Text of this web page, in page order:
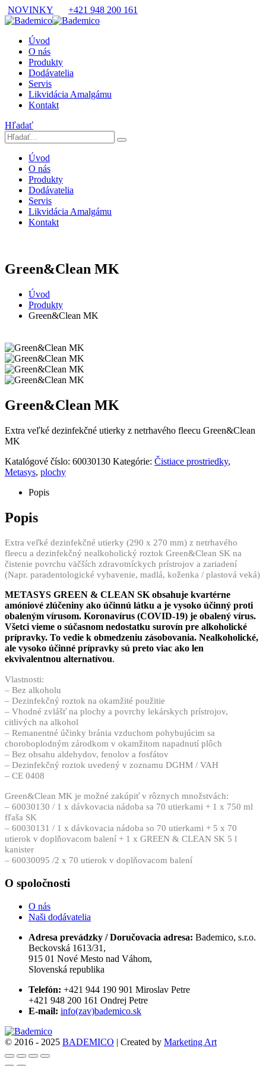
NOVINKY +421 948 200 161
Úvod
O nás
Produkty
Dodávatelia
Servis
Likvidácia Amalgámu
Kontakt
Hľadať
Úvod
O nás
Produkty
Dodávatelia
Servis
Likvidácia Amalgámu
Kontakt
Green&Clean MK
Úvod
Produkty
Green&Clean MK
Green&Clean MK
Extra veľké dezinfekčné utierky z netrhavého fleecu Green&Clean
MK
Katalógové číslo: 60030130 Kategórie: Čistiace prostriedky,
Metasys, plochy
Popis
Popis
Extra veľké dezinfekčné utierky (290 x 270 mm) z netrhavého
fleecu a dezinfekčný nealkoholický roztok Green&Clean SK na
čistenie povrchu väčších zdravotníckych prístrojov a zariadení
(Napr. paradentologické vybavenie, madlá, koženka / plastová veká)
METASYS GREEN & CLEAN SK obsahuje kvartérne
amóniové zlúčeniny ako účinnú látku a je vysoko účinný proti
obaleným vírusom. Koronavírus (COVID-19) je obalený vírus.
Všetci vieme o súčasnom nedostatku surovín pre alkoholické
prípravky. To vedie k obmedzeniu zásobovania. Nealkoholické,
ale vysoko účinné prípravky sú preto viac ako len
ekvivalentnou alternatívou.
Vlastnosti:
– Bez alkoholu
– Dezinfekčný roztok na okamžité použitie
– Vhodné zvlášť na plochy a povrchy lekárskych prístrojov,
citlivých na alkohol
– Remanentné účinky bránia vzduchom pohybujúcim sa
choroboplodným zárodkom v okamžitom napadnutí plôch
– Bez obsahu aldehydov, fenolov a fosfátov
– Dezinfekčný roztok uvedený v zoznamu DGHM / VAH
– CE 0408
Green&Clean MK je možné zakúpiť v rôznych množstvách:
– 60030130 / 1 x dávkovacia nádoba sa 70 utierkami + 1 x 750 ml
fľaša SK
– 60030131 / 1 x dávkovacia nádoba so 70 utierkami + 5 x 70
utierok v doplňovacom balení + 1 x GREEN & CLEAN SK 5 l
kanister
– 60030095 /2 x 70 utierok v doplňovacom balení
O spoločnosti
O nás
Naši dodávatelia
Adresa prevádzky / Doručovacia adresa: Bademico, s.r.o.
Beckovská 1613/31,
915 01 Nové Mesto nad Váhom,
Slovenská republika
Telefón: +421 944 190 901 Miroslav Petre
+421 948 200 161 Ondrej Petre
E-mail: info(zav)bademico.sk
© 2016 - 2025 BADEMICO | Created by Marketing Art